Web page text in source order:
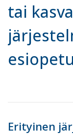
tai
Erityinen